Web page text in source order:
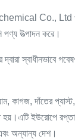
Co., Ltd
পণ্য উত্পাদন করে।
স্বাধীনভাবে
কাগজ, দাঁতের
ইউরোপে
অন্যান্য দেশ।